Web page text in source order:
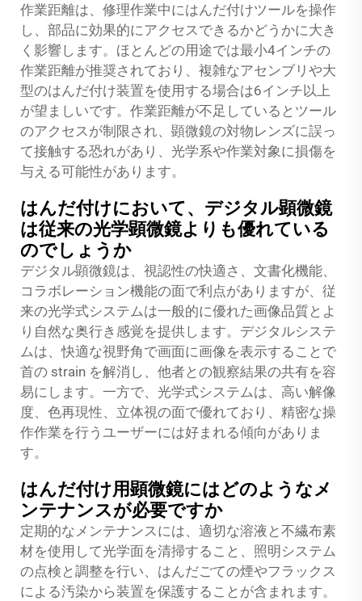
作業距離は、修理作業中にはんだ付けツールを操作
し、部品に効果的にアクセスできるかどうかに大き
く影響します。ほとんどの用途では最小4インチの
作業距離が推奨されており、複雑なアセンブリや大
型のはんだ付け装置を使用する場合は6インチ以上
が望ましいです。作業距離が不足しているとツール
のアクセスが制限され、顕微鏡の対物レンズに誤っ
て接触する恐れがあり、光学系や作業対象に損傷を
与える可能性があります。
はんだ付けにおいて、デジタル顕微鏡
は従来の光学顕微鏡よりも優れている
のでしょうか
デジタル顕微鏡は、視認性の快適さ、文書化機能、
コラボレーション機能の面で利点がありますが、従
来の光学式システムは一般的に優れた画像品質とよ
り自然な奥行き感覚を提供します。デジタルシステ
ムは、快適な視野角で画面に画像を表示することで
首の strain を解消し、他者との観察結果の共有を容
易にします。一方で、光学式システムは、高い解像
度、色再現性、立体視の面で優れており、精密な操
作作業を行うユーザーには好まれる傾向がありま
す。
はんだ付け用顕微鏡にはどのようなメ
ンテナンスが必要ですか
定期的なメンテナンスには、適切な溶液と不繊布素
材を使用して光学面を清掃すること、照明システム
の点検と調整を行い、はんだごての煙やフラックス
による汚染から装置を保護することが含まれます。